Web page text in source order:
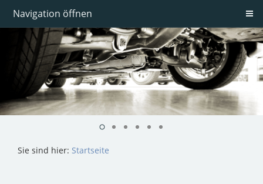
Navigation öffnen
Sie sind hier: Startseite